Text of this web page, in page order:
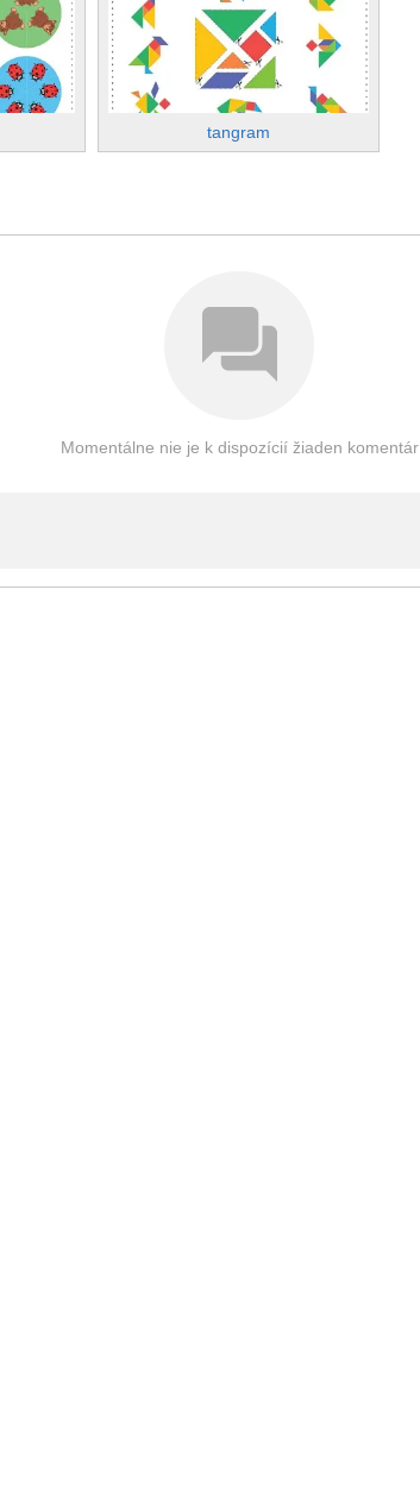
tangram
Momentálne nie je k dispozícií žiaden komentár